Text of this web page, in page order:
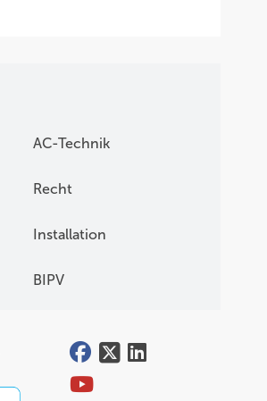
AC-Technik
Recht
Installation
BIPV